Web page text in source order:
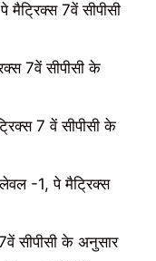
7वें सीपीसी
7वें सीपीसी के
7 वें सीपीसी के
-1, पे मैट्रिक्स
सीपीसी के अनुसार